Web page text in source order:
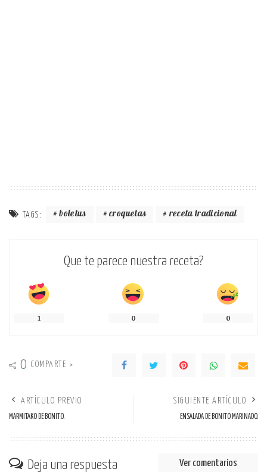
TAGS: boletus croquetas receta tradicional
Que te parece nuestra receta?
1 0 0
0 COMPARTE >
ARTÍCULO PREVIO
MARMITAKO DE BONITO.
SIGUIENTE ARTÍCULO
ENSALADA DE BONITO MARINADO.
Deja una respuesta Ver comentarios